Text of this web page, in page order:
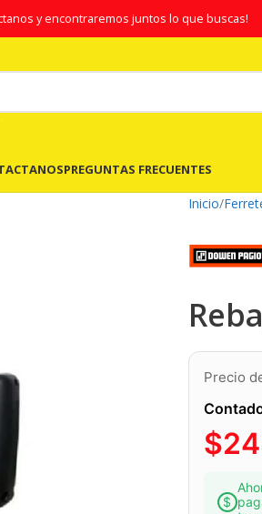
y encontraremos juntos lo que buscas!
PREGUNTAS FRECUENTES
Inicio
Precio
$